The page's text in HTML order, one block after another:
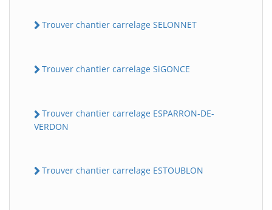
Trouver chantier carrelage SELONNET
Trouver chantier carrelage SiGONCE
Trouver chantier carrelage ESPARRON-DE-
VERDON
Trouver chantier carrelage ESTOUBLON